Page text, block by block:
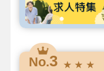
No.3 ★ ★ ★